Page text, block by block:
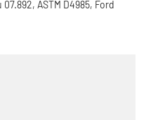
ASTM D4985, Ford